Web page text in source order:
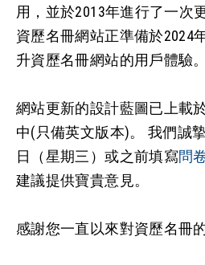
用，並於2013年進行了一次
資歷名冊網站正準備於2024
升資歷名冊網站的用戶體驗。
網站更新的設計藍圖已上載
中(只備英文版本)。 我們誠
日（星期三）或之前填寫問
建議提供寶貴意見。
感謝您一直以來對資歷名冊的